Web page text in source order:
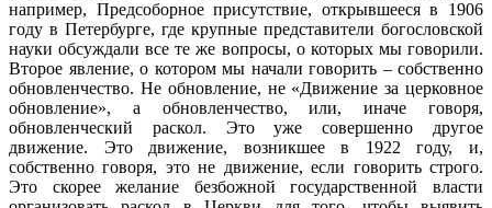
например, Предсоборное присутствие, открывшееся в 1906
году в Петербурге, где крупные представители богословской
науки обсуждали все те же вопросы, о которых мы говорили.
Второе явление, о котором мы начали говорить – собственно
обновленчество. Не обновление, не «Движение за церковное
обновление», а обновленчество, или, иначе говоря,
обновленческий раскол. Это уже совершенно другое
движение. Это движение, возникшее в 1922 году, и,
собственно говоря, это не движение, если говорить строго.
Это скорее желание безбожной государственной власти